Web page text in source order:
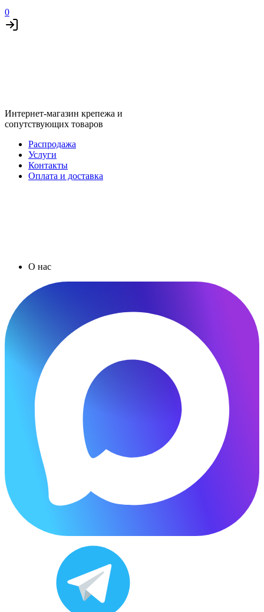
0
Интернет-магазин крепежа и
сопутствующих товаров
Распродажа
Услуги
Контакты
Оплата и доставка
О нас